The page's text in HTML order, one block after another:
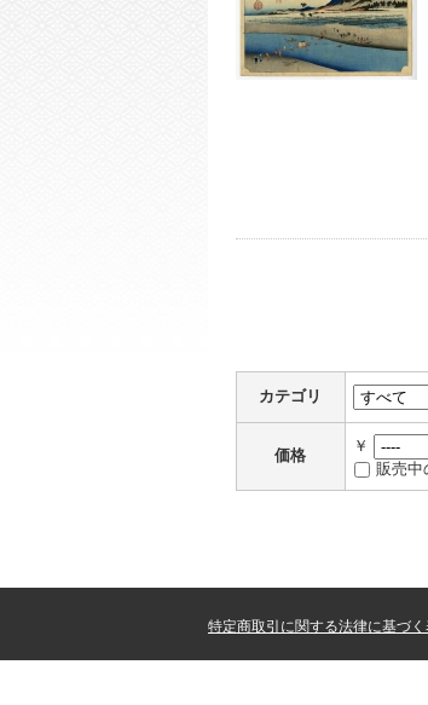
カテゴリ
価格
￥
販売中
特定商取引に関する法律に基づ